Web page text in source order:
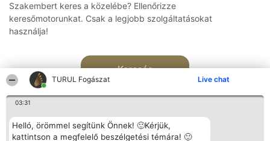
TURUL Fogászat Live chat
03:31
Helló, örömmel segítünk Önnek! 🙂Kérjük,
kattintson a megfelelő beszélgetési témára! 🙂
Szakembert keres a közelébe? Ellenőrizze
keresőmotorunkat. Csak a legjobb szolgáltatásokat
használja!
Keresés